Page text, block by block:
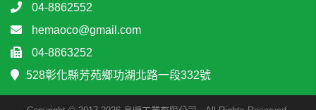
04-8862552
hemaoco@gmail.com
04-8863252
528彰化縣芳苑鄉功湖北路一段332號